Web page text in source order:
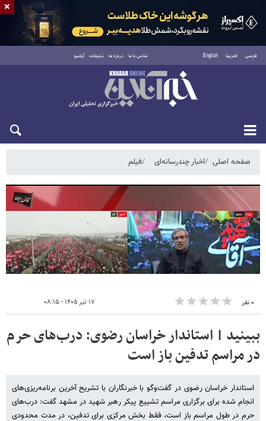
فارسی العربية English تماس با ما درباره ما تبلیغات آرشیو
پنجشنبه ۱۵ مرداد ۱۴۰۵
صفحه اصلی اخبار چندرسانه‌ای فیلم
۰ نفر ۱۷ تیر ۱۴۰۵ - ۰۸:۱۵
ببینید | استاندار خراسان رضوی: درب‌های حرم
در مراسم تدفین باز است
استاندار خراسان رضوی در گفت‌وگو با خبرنگاران با تشریح آخرین برنامه‌ریزی‌های
انجام شده برای برگزاری مراسم تشییع پیکر رهبر شهید در مشهد گفت: درب‌های
حرم در طول مراسم باز است، فقط بخش مرکزی برای تدفین، در مدت محدودی
×